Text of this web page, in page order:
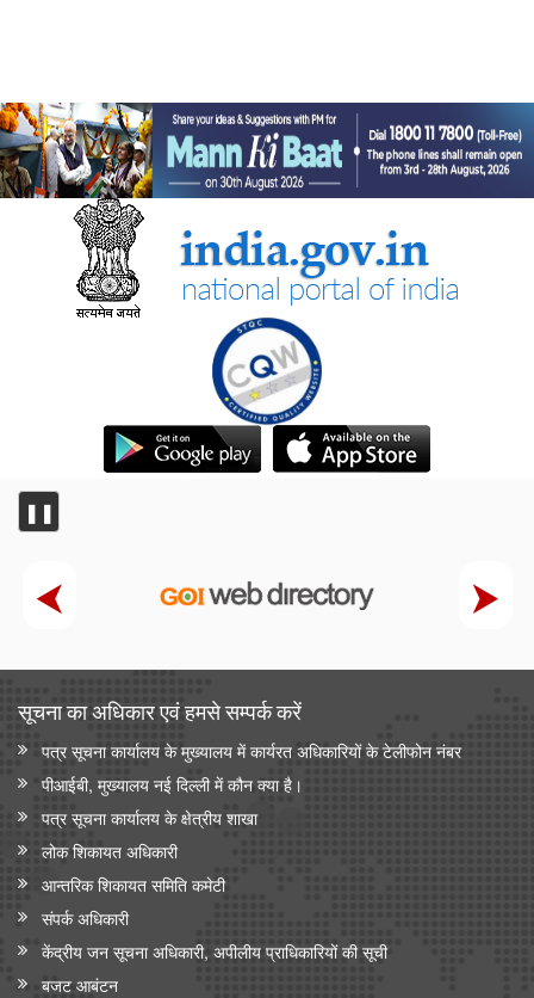
❚❚
सूचना का अधिकार एवं हमसे सम्‍पर्क करें
पत्र सूचना कार्यालय के मुख्यालय में कार्यरत अधिकारियों के टेलीफोन नंबर
पीआईबी, मुख्यालय नई दिल्ली में कौन क्या है।
पत्र सूचना कार्यालय के क्षेत्रीय शाखा
लोक शिकायत अधिकारी
आन्‍तरिक शिकायत समिति कमेटी
संपर्क अधिकारी
केंद्रीय जन सूचना अधिकारी, अपीलीय प्राधिकारियों की सूची
बजट आबंटन